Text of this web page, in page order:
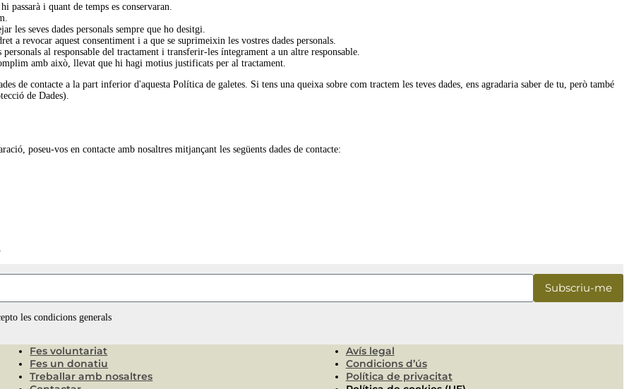
passarà i quant de temps es conservaran.
seves dades personals sempre que ho desitgi.
a revocar aquest consentiment i a que se suprimeixin les vostres dades personals.
al responsable del tractament i transferir-les íntegrament a un altre responsable.
amb això, llevat que hi hagi motius justificats per al tractament.
de contacte a la part inferior d'aquesta Política de galetes. Si tens una queixa sobre com tractem les teves dades, ens agradaria saber de tu, però també
de Dades).
poseu-vos en contacte amb nosaltres mitjançant les següents dades de contacte:
les condicions generals
Fes voluntariat
Fes un donatiu
Treballar amb nosaltres
Avís legal
Condicions d’ús
Política de privacitat